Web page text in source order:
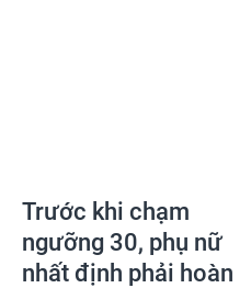
Trước khi chạm
ngưỡng 30, phụ nữ
nhất định phải hoàn